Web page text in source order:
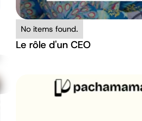
No items found.
Le rôle d'un CEO